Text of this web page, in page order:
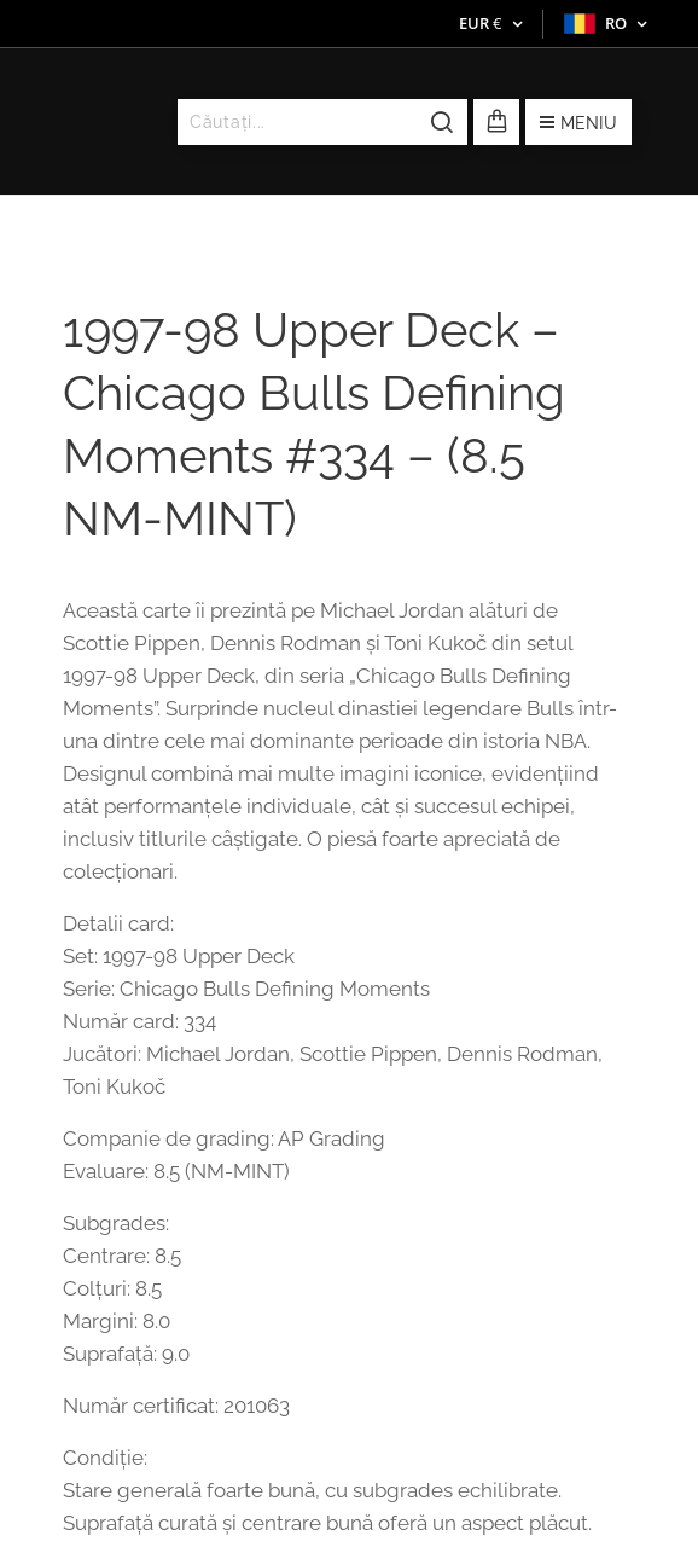
EUR€ RO
MENIU
1997-98 Upper Deck –
Chicago Bulls Defining
Moments #334 – (8.5
NM-MINT)
Această carte îi prezintă pe Michael Jordan alături de
Scottie Pippen, Dennis Rodman și Toni Kukoč din setul
1997-98 Upper Deck, din seria „Chicago Bulls Defining
Moments”. Surprinde nucleul dinastiei legendare Bulls într-
una dintre cele mai dominante perioade din istoria NBA.
Designul combină mai multe imagini iconice, evidențiind
atât performanțele individuale, cât și succesul echipei,
inclusiv titlurile câștigate. O piesă foarte apreciată de
colecționari.
Detalii card:
Set: 1997-98 Upper Deck
Serie: Chicago Bulls Defining Moments
Număr card: 334
Jucători: Michael Jordan, Scottie Pippen, Dennis Rodman,
Toni Kukoč
Companie de grading: AP Grading
Evaluare: 8.5 (NM-MINT)
Subgrades:
Centrare: 8.5
Colțuri: 8.5
Margini: 8.0
Suprafață: 9.0
Număr certificat: 201063
Condiție:
Stare generală foarte bună, cu subgrades echilibrate.
Suprafață curată și centrare bună oferă un aspect plăcut.